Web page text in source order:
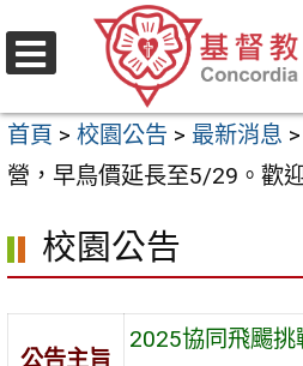
至
要
內
區
首頁 > 校園公告 > 最新消息 >
營，早鳥價延長至5/29。歡
校園公告
公告主旨
2025協同飛颺
選
單